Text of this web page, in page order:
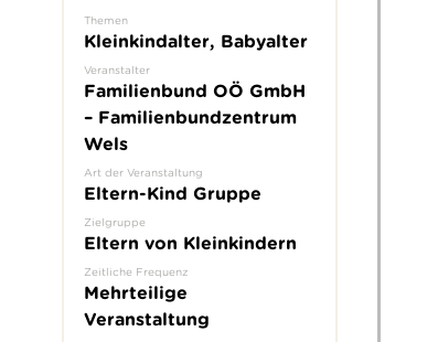
Themen
Kleinkindalter, Babyalter
Veranstalter
Familienbund OÖ GmbH
– Familienbundzentrum
Wels
Art der Veranstaltung
Eltern-Kind Gruppe
Zielgruppe
Eltern von Kleinkindern
Zeitliche Frequenz
Mehrteilige
Veranstaltung